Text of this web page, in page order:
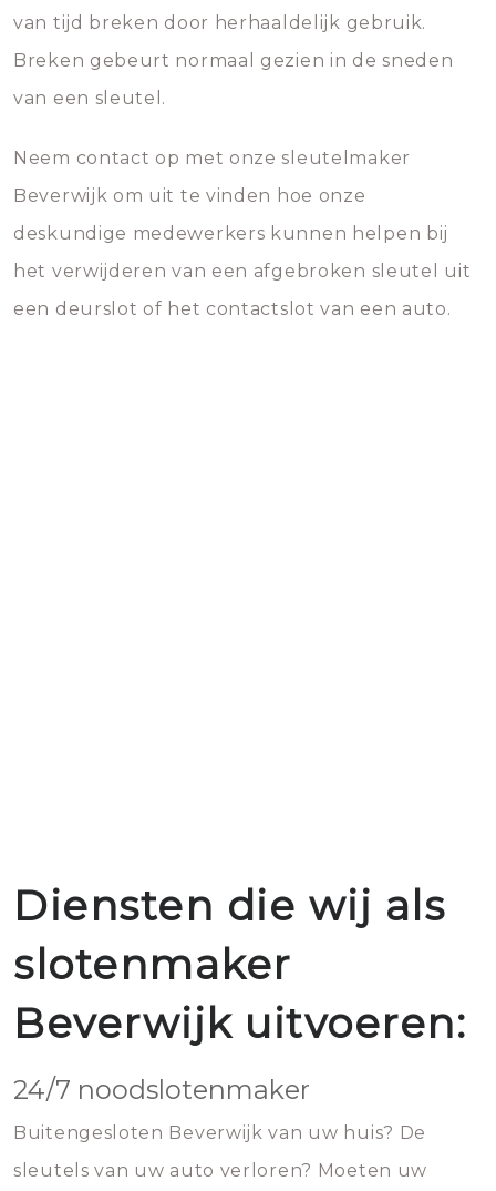
van tijd breken door herhaaldelijk gebruik.
Breken gebeurt normaal gezien in de sneden
van een sleutel.
Neem contact op met onze sleutelmaker
Beverwijk om uit te vinden hoe onze
deskundige medewerkers kunnen helpen bij
het verwijderen van een afgebroken sleutel uit
een deurslot of het contactslot van een auto.
Diensten die wij als
slotenmaker
Beverwijk uitvoeren:
24/7 noodslotenmaker
Buitengesloten Beverwijk van uw huis? De
sleutels van uw auto verloren? Moeten uw